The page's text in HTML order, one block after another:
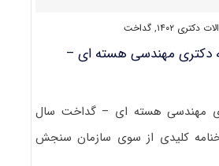
دکتری ۱۴۰۲ ,گداخت
دکتری مهندسی هسته ای –
مهندسی هسته ای – گداخت سال
پاسخنامه کلیدی از سوی سازمان سنجش